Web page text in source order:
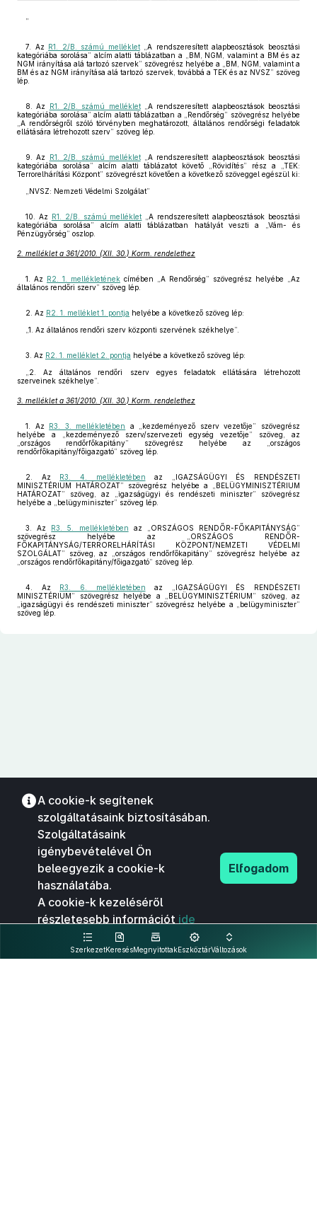
”
7. Az R1. 2/B. számú melléklet„A rendszeresített alapbeosztások beosztási
kategóriába sorolása” alcím alatti táblázatban a „BM, NGM, valamint a BM és az
NGM irányítása alá tartozó szervek” szövegrész helyébe a „BM, NGM, valamint a
BM és az NGM irányítása alá tartozó szervek, továbbá a TEK és az NVSZ” szöveg
lép.
8. Az R1. 2/B. számú melléklet„A rendszeresített alapbeosztások beosztási
kategóriába sorolása” alcím alatti táblázatban a „Rendőrség” szövegrész helyébe
„A rendőrségről szóló törvényben meghatározott, általános rendőrségi feladatok
ellátására létrehozott szerv” szöveg lép.
9. Az R1. 2/B. számú melléklet„A rendszeresített alapbeosztások beosztási
kategóriába sorolása” alcím alatti táblázatot követő „Rövidítés” rész a „TEK:
Terrorelhárítási Központ” szövegrészt követően a következő szöveggel egészül ki:
„NVSZ: Nemzeti Védelmi Szolgálat”
10. Az R1. 2/B. számú melléklet „A rendszeresített alapbeosztások beosztási
kategóriába sorolása” alcím alatti táblázatban hatályát veszti a „Vám- és
Pénzügyőrség” oszlop.
2. melléklet a 361/2010. (XII. 30.) Korm. rendelethez
1. Az R2. 1. mellékletének címében „A Rendőrség” szövegrész helyébe „Az
általános rendőri szerv” szöveg lép.
2. Az R2. 1. melléklet 1. pontja helyébe a következő szöveg lép:
„1. Az általános rendőri szerv központi szervének székhelye”.
3. Az R2. 1. melléklet 2. pontja helyébe a következő szöveg lép:
„2. Az általános rendőri szerv egyes feladatok ellátására létrehozott
szerveinek székhelye”.
3. melléklet a 361/2010. (XII. 30.) Korm. rendelethez
1. Az R3. 3. mellékletében
a „kezdeményező szerv vezetője” szövegrész
helyébe a „kezdeményező szerv/szervezeti egység vezetője” szöveg, az
„országos rendőrfőkapitány” szövegrész helyébe az „országos
rendőrfőkapitány/főigazgató” szöveg lép.
2. Az R3. 4. mellékletében az „IGAZSÁGÜGYI ÉS RENDÉSZETI
MINISZTÉRIUM HATÁROZAT” szövegrész helyébe a „BELÜGYMINISZTÉRIUM
HATÁROZAT” szöveg, az „igazságügyi és rendészeti miniszter” szövegrész
helyébe a „belügyminiszter” szöveg lép.
3. Az R3. 5. mellékletében az „ORSZÁGOS RENDŐR-FŐKAPITÁNYSÁG”
szövegrész helyébe az „ORSZÁGOS RENDŐR-
FŐKAPITÁNYSÁG/TERRORELHÁRÍTÁSI KÖZPONT/NEMZETI VÉDELMI
SZOLGÁLAT” szöveg, az „országos rendőrfőkapitány” szövegrész helyébe az
„országos rendőrfőkapitány/főigazgató” szöveg lép.
4. Az R3. 6. mellékletében az „IGAZSÁGÜGYI ÉS RENDÉSZETI
MINISZTÉRIUM” szövegrész helyébe a „BELÜGYMINISZTÉRIUM” szöveg, az
„igazságügyi és rendészeti miniszter” szövegrész helyébe a „belügyminiszter”
szöveg lép.
SzerkezetKeresésMegnyitottakEszköztárVáltozások
A cookie-k segítenek
szolgáltatásaink biztosításában.
Szolgáltatásaink
igénybevételével Ön
beleegyezik a cookie-k
használatába.
A cookie-k kezeléséről
részletesebb információt ide
kattintva olvashat.
Elfogadom